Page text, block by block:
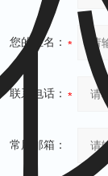
您的姓名：
联系电话：
常用邮箱：